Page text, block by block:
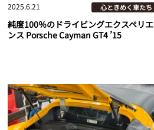
2025.6.21 心ときめく車たち
純度100％のドライビングエクスペリエ
ンス Porsche Cayman GT4 ’15